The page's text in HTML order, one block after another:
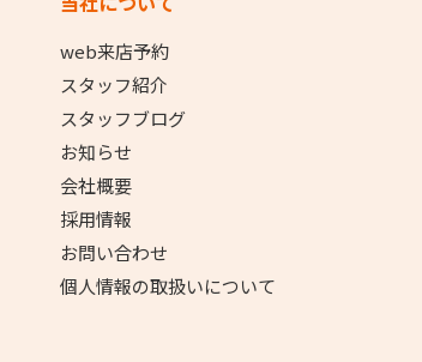
web来店予約
スタッフ紹介
スタッフブログ
お知らせ
会社概要
採用情報
お問い合わせ
個人情報の取扱いについて